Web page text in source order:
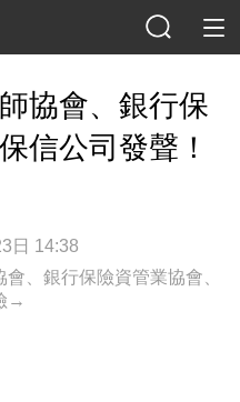
協會、銀行保
信公司發聲！
日 14:38
、銀行保險資管業協會、
→